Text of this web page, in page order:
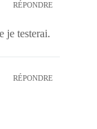
RÉPONDRE
je testerai.
RÉPONDRE